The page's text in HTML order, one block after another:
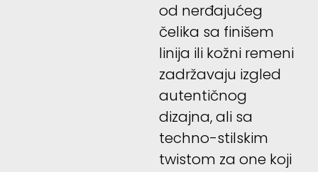
od nerđajućeg
čelika sa finišem
linija ili kožni remeni
zadržavaju izgled
autentičnog
dizajna, ali sa
techno-stilskim
twistom za one koji